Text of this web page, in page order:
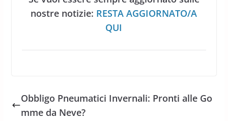
nostre notizie: RESTA AGGIORNATO/A
QUI
Obbligo Pneumatici Invernali: Pronti alle Go
mme da Neve?